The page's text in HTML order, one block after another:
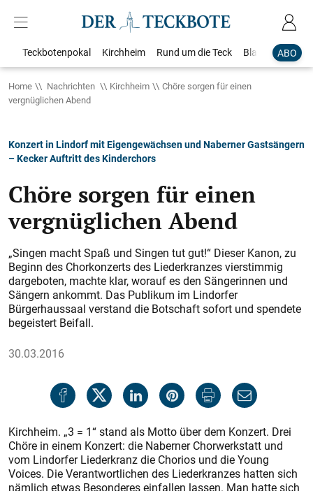
ABO
Teckbotenpokal Kirchheim Rund um die Teck Blaulicht
Home Nachrichten Kirchheim
Chöre sorgen für einen
vergnüglichen Abend
Konzert in Lindorf mit Eigengewächsen und Naberner Gastsängern
– Kecker Auftritt des Kinderchors
Chöre sorgen für einen
vergnüglichen Abend
„Singen macht Spaß und Singen tut gut!“ Dieser Kanon, zu
Beginn des Chorkonzerts des Liederkranzes vierstimmig
dargeboten, machte klar, worauf es den Sängerinnen und
Sängern ankommt. Das Publikum im Lindorfer
Bürgerhaussaal verstand die Botschaft sofort und spendete
begeistert Beifall.
30.03.2016
Kirchheim. „3 = 1“ stand als Motto über dem Konzert. Drei
Chöre in einem Konzert: die Naberner Chorwerkstatt und
vom Lindorfer Liederkranz die Chorios und die Young
Voices. Die Verantwortlichen des Liederkranzes hatten sich
nämlich etwas Besonderes einfallen lassen. Man hatte sich